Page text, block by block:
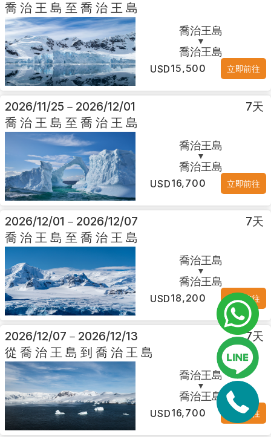
喬治王島至喬治王島
喬治王島
▼
喬治王島
USD15,500 立即前往
2026/11/25 － 2026/12/01 7天
喬治王島至喬治王島
喬治王島
▼
喬治王島
USD16,700 立即前往
2026/12/01 － 2026/12/07 7天
喬治王島至喬治王島
喬治王島
▼
喬治王島
USD18,200 立即前往
2026/12/07 － 2026/12/13 7天
從喬治王島到喬治王島
喬治王島
▼
喬治王島
USD16,700 立即前往